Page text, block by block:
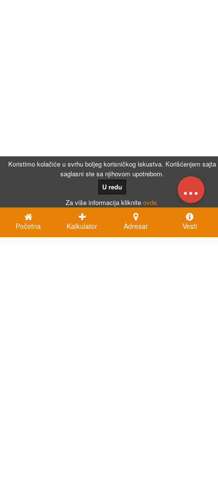
Koristimo kolačiće u svrhu boljeg korisničkog iskustva. Korišćenjem sajta
saglasni ste sa njihovom upotrebom.
U redu
Za više informacija kliknite ovde.
...
Početna Kalkulator Adresar Vesti